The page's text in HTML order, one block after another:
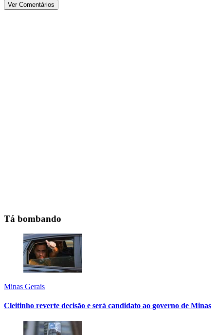
Ver Comentários
Tá bombando
Minas Gerais
Cleitinho reverte decisão e será candidato ao governo de Minas